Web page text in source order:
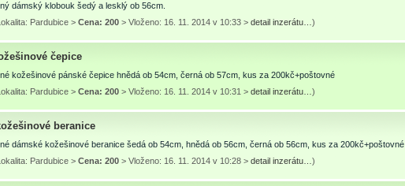
dámský klobouk šedý a lesklý ob 56cm.
Pardubice > Cena: 200 > Vloženo: 16. 11. 2014 v 10:33 > detail inzerátu… )
čepice
kožešinové pánské čepice hnědá ob 54cm, černá ob 57cm, kus za 200kč+poštovné
Pardubice > Cena: 200 > Vloženo: 16. 11. 2014 v 10:31 > detail inzerátu… )
beranice
dámské kožešinové beranice šedá ob 54cm, hnědá ob 56cm, černá ob 56cm, kus za 200kč+poštovné
Pardubice > Cena: 200 > Vloženo: 16. 11. 2014 v 10:28 > detail inzerátu… )